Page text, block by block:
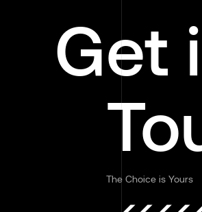
Get
The Choice is Yours